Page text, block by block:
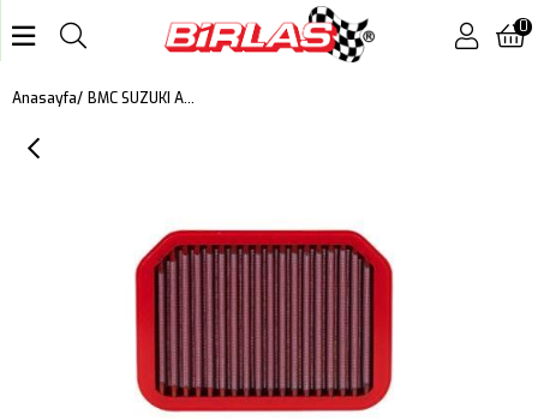
0
Anasayfa BMC SUZUKI AN BURGMAN 250, AN BURGMAN 400 KUTU İÇİ PERFORMANS HAVA FİLTRESİ FM255/19